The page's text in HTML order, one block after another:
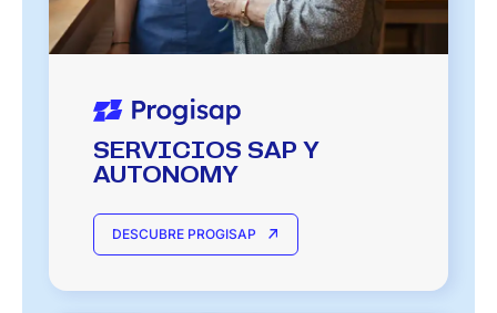
SERVICIOS SAP Y
AUTONOMY
DESCUBRE PROGISAP